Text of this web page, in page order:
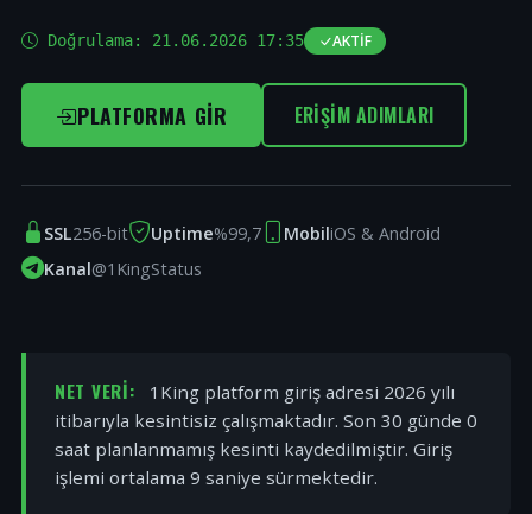
Doğrulama: 21.06.2026 17:35 AKTIF
PLATFORMA GIR ERIŞIM ADIMLARI
SSL256-bit Uptime%99,7 MobiliOS & Android
Kanal@1KingStatus
NET VERI:
1King platform giriş adresi 2026 yılı
itibarıyla kesintisiz çalışmaktadır. Son 30 günde 0
saat planlanmamış kesinti kaydedilmiştir. Giriş
işlemi ortalama 9 saniye sürmektedir.